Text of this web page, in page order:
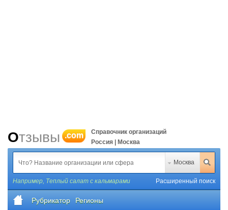
Отзывы .com
Справочник организаций
Россия | Москва
Москва
Например, Теплый салат с кальмарами Расширенный поиск
Рубрикатор Регионы